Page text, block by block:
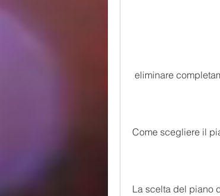
eliminare
Come scegliere il
La scelta del piano